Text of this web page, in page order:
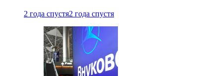
2 года спустя2 года спустя